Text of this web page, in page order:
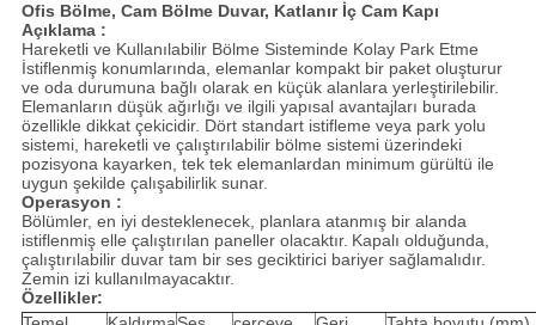
Ofis Bölme, Cam Bölme Duvar, Katlanır İç Cam Kapı
Açıklama :
Hareketli ve Kullanılabilir Bölme Sisteminde Kolay Park Etme
İstiflenmiş konumlarında, elemanlar kompakt bir paket oluşturur
ve oda durumuna bağlı olarak en küçük alanlara yerleştirilebilir.
Elemanların düşük ağırlığı ve ilgili yapısal avantajları burada
özellikle dikkat çekicidir. Dört standart istifleme veya park yolu
sistemi, hareketli ve çalıştırılabilir bölme sistemi üzerindeki
pozisyona kayarken, tek tek elemanlardan minimum gürültü ile
uygun şekilde çalışabilirlik sunar.
Operasyon :
Bölümler, en iyi desteklenecek, planlara atanmış bir alanda
istiflenmiş elle çalıştırılan paneller olacaktır. Kapalı olduğunda,
çalıştırılabilir duvar tam bir ses geciktirici bariyer sağlamalıdır.
Zemin izi kullanılmayacaktır.
Özellikler: